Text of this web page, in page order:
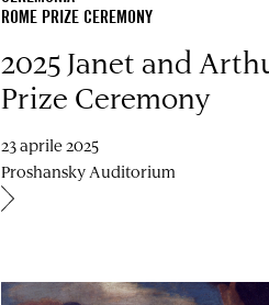
ROME PRIZE CEREMONY
2025 Janet and
Prize Ceremony
23 aprile 2025
Proshansky Auditorium